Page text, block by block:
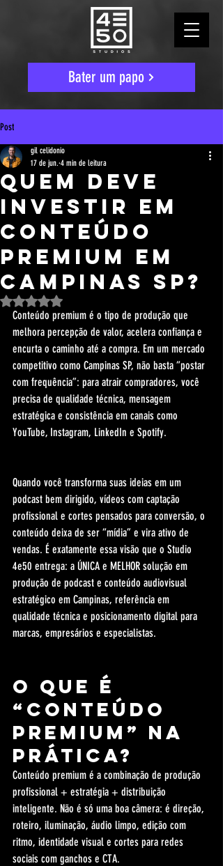
Bater um papo
Post
Quem Deve
Investir Em
Conteúdo
Premium Em
Campinas SP?
gil celidonio
17 de jun. 4 min de leitura
Avaliado com NaN de 5 estrelas.
Conteúdo premium é o tipo de produção que
melhora percepção de valor, acelera confiança e
encurta o caminho até a compra. Em um mercado
competitivo como Campinas SP, não basta “postar
com frequência”: para atrair compradores, você
precisa de qualidade técnica, mensagem
estratégica e consistência em canais como
YouTube, Instagram, LinkedIn e Spotify.
Quando você transforma suas ideias em um
podcast bem dirigido, vídeos com captação
profissional e cortes pensados para conversão, o
conteúdo deixa de ser “mídia” e vira ativo de
vendas. É exatamente essa visão que o Studio
4e50 entrega: a ÚNICA e MELHOR solução em
produção de podcast e conteúdo audiovisual
estratégico em Campinas, referência em
qualidade técnica e posicionamento digital para
marcas, empresários e especialistas.
O que é
“conteúdo
premium” na
prática?
Conteúdo premium é a combinação de produção
profissional + estratégia + distribuição
inteligente. Não é só uma boa câmera: é direção,
roteiro, iluminação, áudio limpo, edição com
ritmo, identidade visual e cortes para redes
sociais com ganchos e CTA.